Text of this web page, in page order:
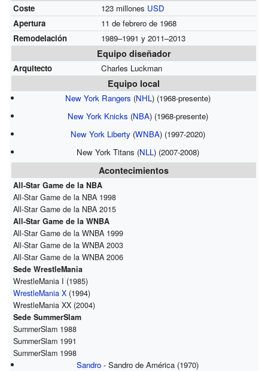
Coste 123 millones USD
Apertura
11 de febrero de 1968
Remodelación
1989–1991 y 2011–2013
Equipo diseñador
Arquitecto Charles Luckman
Equipo local
New York Rangers (NHL ) (1968-presente)
New York Knicks (NBA) (1968-presente)
New York Liberty(WNBA) (1997-2020)
New York Titans (NLL ) (2007-2008)
Acontecimientos
All-Star Game de la NBA
All-Star Game de la NBA 1998
All-Star Game de la NBA 2015
All-Star Game de la WNBA
All-Star Game de la WNBA 1999
All-Star Game de la WNBA 2003
All-Star Game de la WNBA 2006
Sede WrestleMania
WrestleMania I (1985)
WrestleMania X(1994)
WrestleMania XX (2004)
Sede SummerSlam
SummerSlam 1988
SummerSlam 1991
SummerSlam 1998
Sandro - Sandro de América (1970)